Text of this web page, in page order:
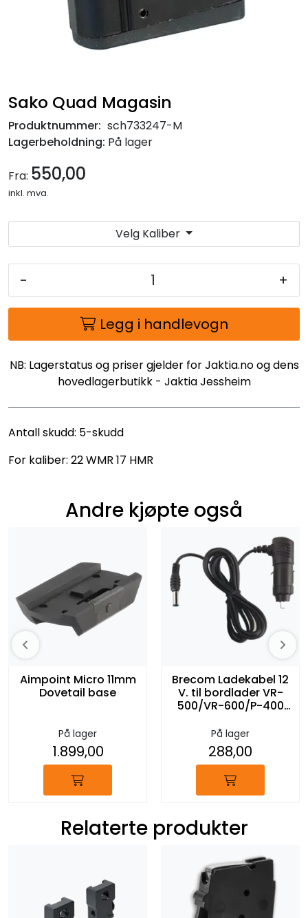
Sako Quad Magasin
Produktnummer: sch733247-M
Lagerbeholdning: På lager
Fra: 550,00
inkl. mva.
Velg Kaliber
- +
Legg i handlevogn
NB: Lagerstatus og priser gjelder for Jaktia.no og dens
hovedlagerbutikk - Jaktia Jessheim
Antall skudd: 5-skudd
For kaliber: 22 WMR 17 HMR
Andre kjøpte også
Aimpoint Micro 11mm
Dovetail base
På lager
1.899,00
Brecom Ladekabel 12
V. til bordlader VR-
500/VR-600/P-400
På lager
288,00
Relaterte produkter